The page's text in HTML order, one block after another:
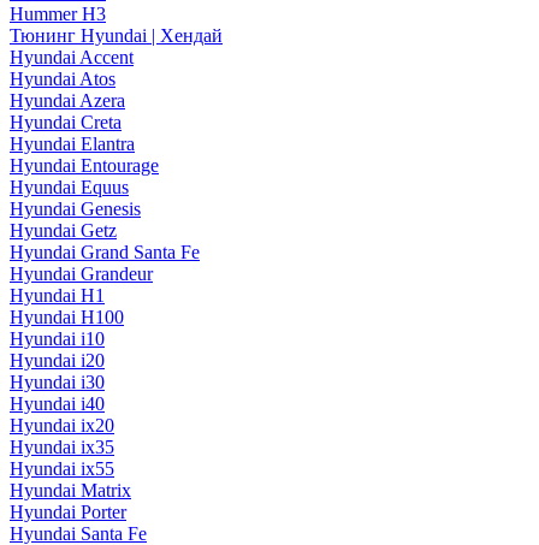
Hummer H3
Тюнинг Hyundai | Хендай
Hyundai Accent
Hyundai Atos
Hyundai Azera
Hyundai Creta
Hyundai Elantra
Hyundai Entourage
Hyundai Equus
Hyundai Genesis
Hyundai Getz
Hyundai Grand Santa Fe
Hyundai Grandeur
Hyundai H1
Hyundai H100
Hyundai i10
Hyundai i20
Hyundai i30
Hyundai i40
Hyundai ix20
Hyundai ix35
Hyundai ix55
Hyundai Matrix
Hyundai Porter
Hyundai Santa Fe